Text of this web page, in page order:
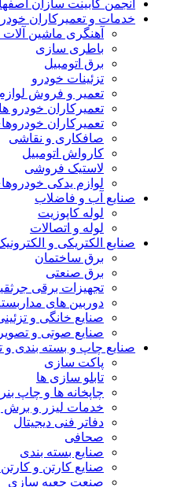
انجمن کابینت سازان
خدمات و تعمیرکاران
آهنگری ماشین
باطری سازی
برق اتومبیل
تزئینات خودرو
تعمیر و فروش لوازم
تعمیرکاران خودرو
تعمیرکاران
صافکاری و نقاشی
کارواش اتومبیل
لاستیک فروشی
لوازم یدکی
صنایع آب و فاضلاب
لوله کاپوزیت
لوله و اتصالات
صنایع الکتریکی و
برق ساختمان
برق صنعتی
تجهیزات برقی
دوربین های
صنایع خانگی و
صنایع صوتی و
صنایع چاپ و بسته بندی و
پاکت سازی
تابلو سازی ها
چاپخانه ها و چاپ بنر
خدمات لیزر و برش
دفاتر فنی دیجیتال
صحافی
صنایع بسته بندی
صنایع کارتن و
صنعت جعبه سازی